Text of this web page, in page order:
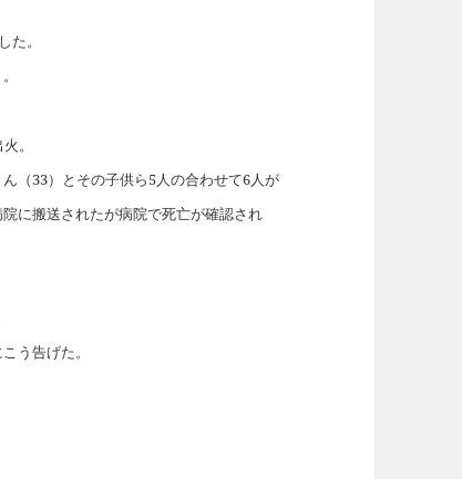
。
。
（33）とその子供ら5人の合わせて6人が
に搬送されたが病院で死亡が確認され
う告げた。